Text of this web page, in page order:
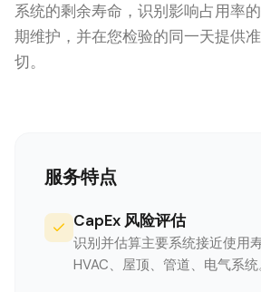
407-205-7228
预约检查
系统的剩余寿命，识别影响占用率
期维护，并在您检验的同一天提供
切。
服务特点
CapEx 风险评估
识别并估算主要系统接近使用
HVAC、屋顶、管道、电气系统